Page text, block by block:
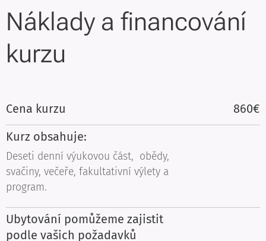
Náklady a financování
kurzu
Cena kurzu
860€
Kurz obsahuje:
Deseti denní výukovou část, obědy,
svačiny, večeře, fakultativní výlety a
program.
Ubytování pomůžeme zajistit
podle vašich požadavků